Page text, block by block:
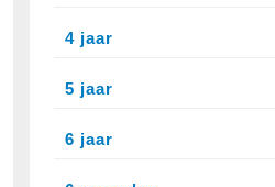
4 jaar
5 jaar
6 jaar